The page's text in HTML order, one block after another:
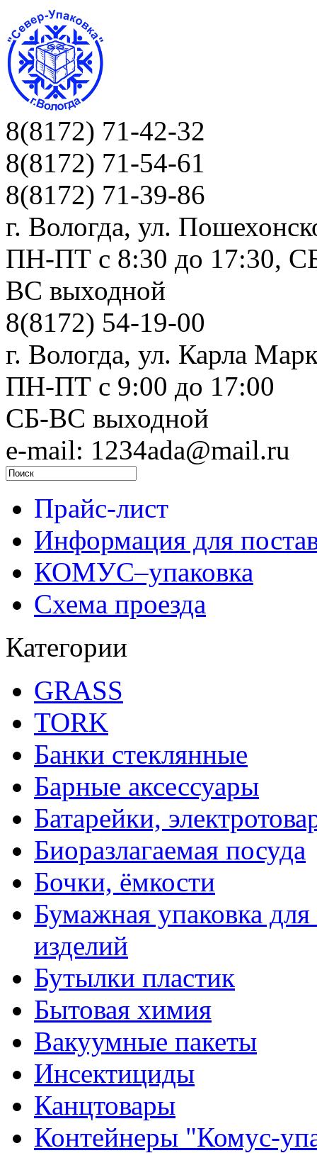
8(8172) 71-42-32
8(8172) 71-54-61
8(8172) 71-39-86
г. Вологда, ул.
ПН-ПТ c 8:30 до 17:30,
ВС выходной
8(8172) 54-19-00
г. Вологда, ул. Карла
ПН-ПТ c 9:00 до 17:00
СБ-ВС выходной
e-mail: 1234ada@mail.ru
Прайс-лист
Информация для
КОМУС–упаковка
Схема проезда
Категории
GRASS
TORK
Банки стеклянные
Барные аксессуары
Батарейки,
Биоразлагаемая посуда
Бочки, ёмкости
Бумажная упаковка
изделий
Бутылки пластик
Бытовая химия
Вакуумные пакеты
Инсектициды
Канцтовары
Контейнеры "Комус-